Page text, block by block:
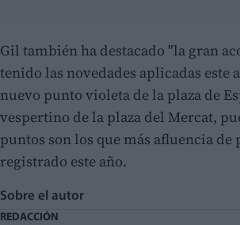
Gil también ha destacado "la gran
tenido las novedades aplicadas este
nuevo punto violeta de la plaza de
vespertino de la plaza del Mercat,
puntos son los que más afluencia
registrado este año.
Sobre el autor
REDACCIÓN